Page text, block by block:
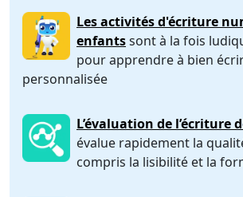
Les activités d'écriture
enfantssont à la fois
pour apprendre à bien
personnalisée
L’évaluation de l’écriture
évalue rapidement la
compris la lisibilité et la